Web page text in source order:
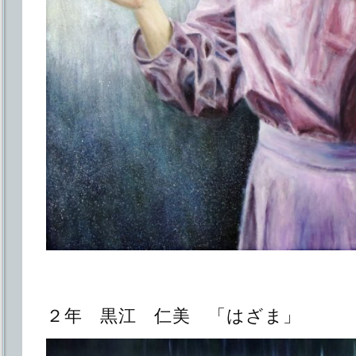
２年 黒江 仁美 「はざま」